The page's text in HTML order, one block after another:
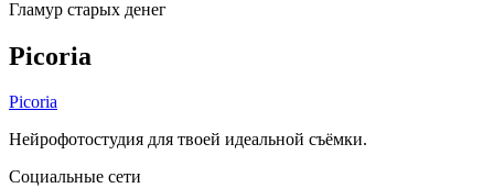
Гламур старых денег
Picoria
Picoria
Нейрофотостудия для твоей идеальной съёмки.
Социальные сети